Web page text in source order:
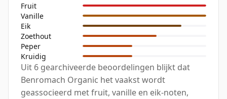
Fruit
Vanille
Eik
Zoethout
Peper
Kruidig
Uit 6 gearchiveerde beoordelingen blijkt dat
Benromach Organic het vaakst wordt
geassocieerd met fruit, vanille en eik-noten,